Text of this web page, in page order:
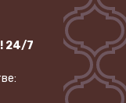
24/7